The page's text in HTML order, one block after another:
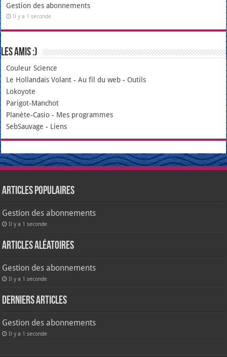
Gestion des abonnements
Il y a 1 seconde
Les amis :)
Couleur Science
Le Hollandais Volant -Au fil du web - Outils
Lokoyote
Parigot-Manchot
Planète-Casio - Mes programmes
SebSauvage - Liens
Articles populaires
Gestion des abonnements
Il y a 1 seconde
Articles aléatoires
Gestion des abonnements
Il y a 1 seconde
Derniers articles
Gestion des abonnements
Il y a 1 seconde